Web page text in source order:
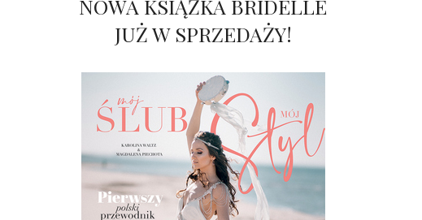
NOWA KSIĄŻKA BRIDELLE
JUŻ W SPRZEDAŻY!